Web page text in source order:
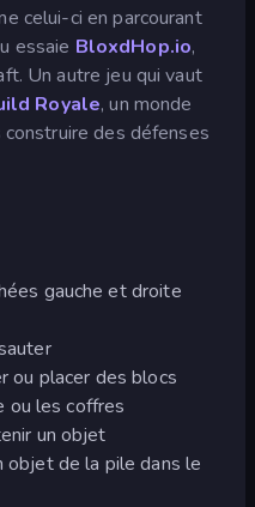
celui-ci en parcourant
essaie BloxdHop.io,
Un autre jeu qui vaut
Royale, un monde
des défenses
gauche et droite
ou placer des blocs
ou les coffres
un objet
objet de la pile dans le